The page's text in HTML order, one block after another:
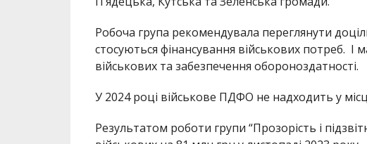
Робоча група рекомендувала переглянути
стосуються фінансування військових потреб.
військових та забезпечення обороноздатності.
У 2024 році військове ПДФО не надходить у
Результатом роботи групи “Прозорість і